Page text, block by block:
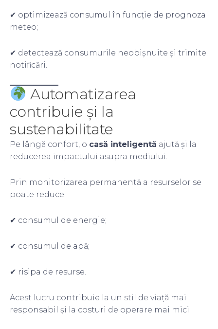
✔ optimizează consumul în funcție de prognoza
meteo;
✔ detectează consumurile neobișnuite și trimite
notificări.
Automatizarea
contribuie și la
sustenabilitate
Pe lângă confort, o casă inteligentă ajută și la
reducerea impactului asupra mediului.
Prin monitorizarea permanentă a resurselor se
poate reduce:
✔ consumul de energie;
✔ consumul de apă;
✔ risipa de resurse.
Acest lucru contribuie la un stil de viață mai
responsabil și la costuri de operare mai mici.